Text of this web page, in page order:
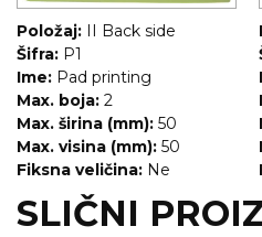
Položaj: II Back side
Šifra: P1
Ime: Pad printing
Max. boja: 2
Max. širina (mm): 50
Max. visina (mm): 50
Fiksna veličina: Ne
SLIČNI